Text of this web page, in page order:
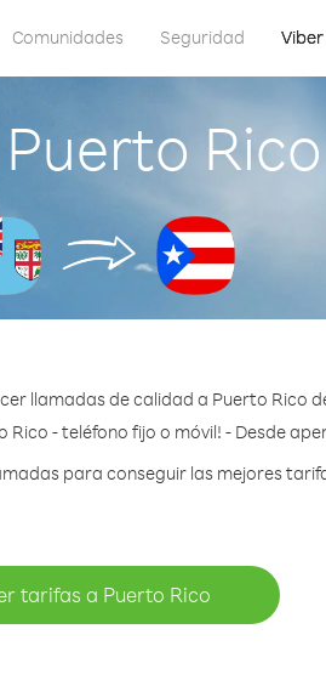
Comunidades Seguridad
llamadas de calidad a Puerto Rico
Rico - teléfono fijo o móvil! - Desde
para conseguir las mejores
tarifas a Puerto Rico